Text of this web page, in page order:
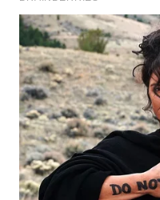
PRIANGAN
TIMUR
WN
SEMARANG
WN
SOLO